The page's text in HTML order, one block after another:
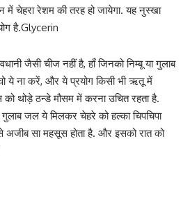
चेहरा रेशम की तरह हो जायेगा. यह नुस्खा
है.Glycerin
जैसी चीज नहीं है, हाँ जिनको निम्बू या गुलाब
ये ना करें, और ये प्रयोग किसी भी ऋतू में
थोड़े ठन्डे मौसम में करना उचित रहता है.
जल ये मिलकर चेहरे को हल्का चिपचिपा
सा महसूस होता है. और इसको रात को